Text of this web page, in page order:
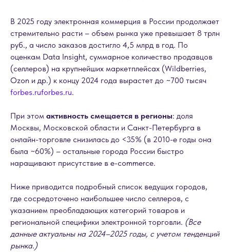
В 2025 году электронная коммерция в России продолжает
стремительно расти – объем рынка уже превышает 8 трлн
руб., а число заказов достигло 4,5 млрд в год. По
оценкам Data Insight, суммарное количество продавцов
(селлеров) на крупнейших маркетплейсах (Wildberries,
Ozon и др.) к концу 2024 года вырастет до ~700 тысяч
forbes.ruforbes.ru.
При этом активность смещается в регионы: доля
Москвы, Московской области и Санкт-Петербурга в
онлайн-торговле снизилась до <35% (в 2010-е годы она
была ~60%) – остальные города России быстро
наращивают присутствие в e-commerce.
Ниже приводится подробный список ведущих городов,
где сосредоточено наибольшее число селлеров, с
указанием преобладающих категорий товаров и
региональной специфики электронной торговли. (Все
данные актуальны на 2024–2025 годы, с учетом тенденций
рынка.)